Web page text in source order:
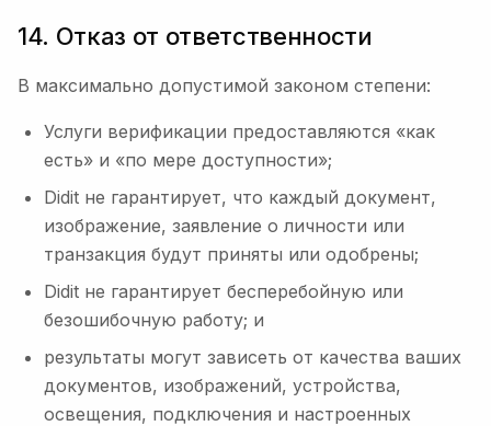
14. Отказ от ответственности
В максимально допустимой законом степени:
Услуги верификации предоставляются «как
есть» и «по мере доступности»;
Didit не гарантирует, что каждый документ,
изображение, заявление о личности или
транзакция будут приняты или одобрены;
Didit не гарантирует бесперебойную или
безошибочную работу; и
результаты могут зависеть от качества ваших
документов, изображений, устройства,
освещения, подключения и настроенных